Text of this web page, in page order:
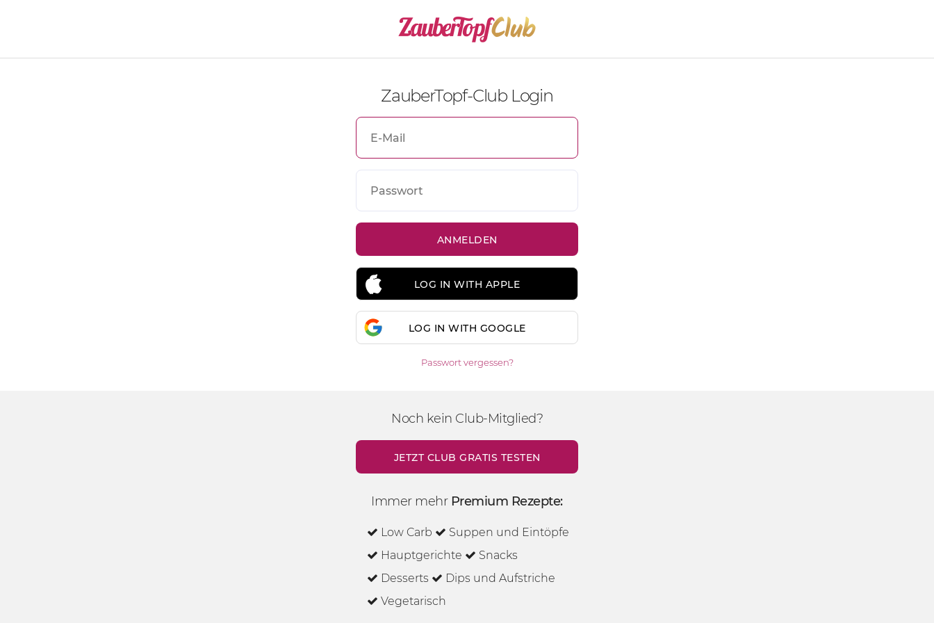
ZauberTopf-Club Login
LOG IN WITH APPLE
LOG IN WITH GOOGLE
Passwort vergessen?
Noch kein Club-Mitglied?
JETZT CLUB GRATIS TESTEN
Immer mehr Premium Rezepte:
Low Carb
Suppen und Eintöpfe
Hauptgerichte
Snacks
Desserts
Dips und Aufstriche
Vegetarisch